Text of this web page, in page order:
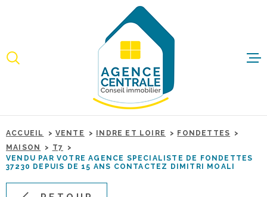
recherche
principal
ACCUEIL VENTE INDRE ET LOIRE
FONDETTES
MAISON
T7
VENDU PAR VOTRE AGENCE SPECIALISTE DE FONDETTES
37230 DEPUIS DE 15 ANS CONTACTEZ DIMITRI MOALI